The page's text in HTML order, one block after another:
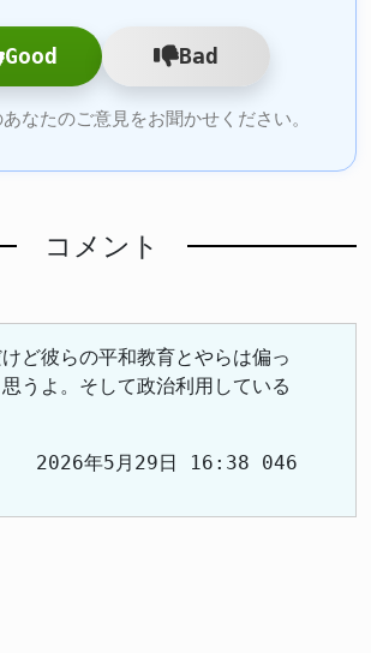
Good Bad
なたのご意見をお聞かせください。
コメント
ど彼らの平和教育とやらは偏っ
うよ。そして政治利用している
2026年5月29日 16:38 046